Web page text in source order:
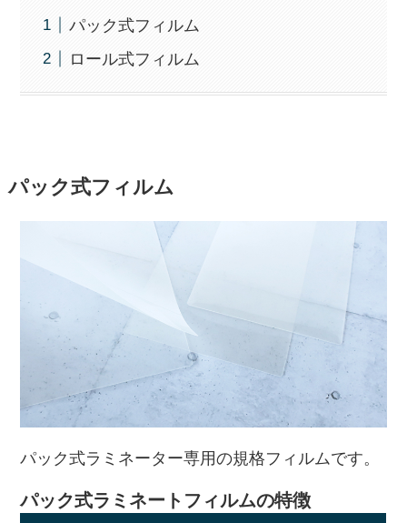
パック式フィルム
ロール式フィルム
パック式フィルム
パック式ラミネーター専用の規格フィルムです。
パック式ラミネートフィルムの特徴